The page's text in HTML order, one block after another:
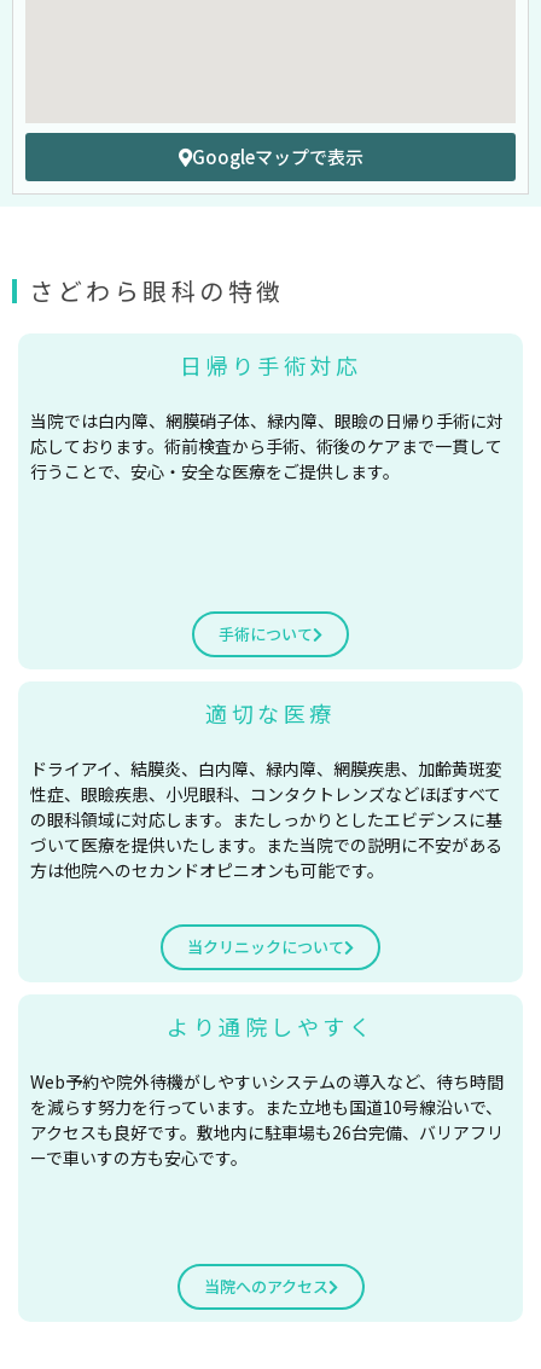
Googleマップで表示
さどわら眼科の特徴
日帰り手術対応
当院では白内障、網膜硝子体、緑内障、眼瞼の日帰り手術に対
応しております。術前検査から手術、術後のケアまで一貫して
行うことで、安心・安全な医療をご提供します。
手術について
適切な医療
ドライアイ、結膜炎、白内障、緑内障、網膜疾患、加齢黄斑変
性症、眼瞼疾患、小児眼科、コンタクトレンズなどほぼすべて
の眼科領域に対応します。またしっかりとしたエビデンスに基
づいて医療を提供いたします。また当院での説明に不安がある
方は他院へのセカンドオピニオンも可能です。
当クリニックについて
より通院しやすく
Web予約や院外待機がしやすいシステムの導入など、待ち時間
を減らす努力を行っています。また立地も国道10号線沿いで、
アクセスも良好です。敷地内に駐車場も26台完備、バリアフリ
ーで車いすの方も安心です。
当院へのアクセス